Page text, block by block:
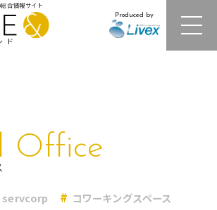
ド
合情報サイト
Produced by
ビル紹介
ス・セットアップオフィス
Office
servcorp
コワーキングスペース